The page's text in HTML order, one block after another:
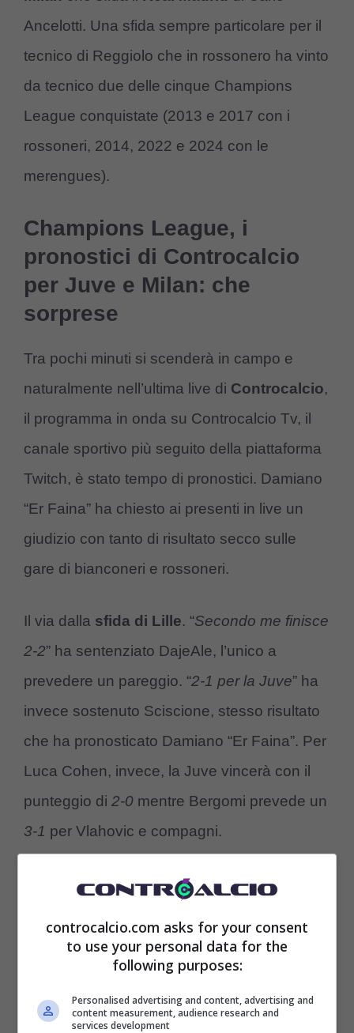
Ancelotti. Una sfida sempre particolare per il
tecnico di Reggiolo che in rossonero ha vinto
da tecnico due delle cinque Champions
League conquistate (2013 e 2017 con i
rossoneri, 2014, 2022 e 2024 con le
merengues).
Champions League, i
pronostici di Controcalcio
per Juve e Milan: che
sorprese
Tra pochi minuti si scenderà in campo e
naturalmente nell’ultima live di Controcalcio,
il programma in onda su Controcalcio Tv, il
canale sportivo più seguito della piattaforma
Twitch, è stato tempo di pronostici. Damiano
“Er Faina” ha chiesto ai presenti in live un
giudizio con tanto di risultato secco sulle
gare di bianconeri e rossoneri.
Il via dalla sfida di Lille. “Secondo me finisce
2-2” ha sentenziato DajeAle, l’unico a
prevedere un pareggio. “2-1 per la Juve” ha
invece sostenuto Sciscione, stesso risultato
che ha pronosticato Damiano “Er Faina”. Per
Luca Cohen, invece, la Juve vincerà con il
punteggio di 2-0 mentre Bergomi prevede un
3-1 per Vlahovic e compagni.
controcalcio.com asks for your consent
to use your personal data for the
following purposes:
Personalised advertising and content, advertising and
content measurement, audience research and
services development